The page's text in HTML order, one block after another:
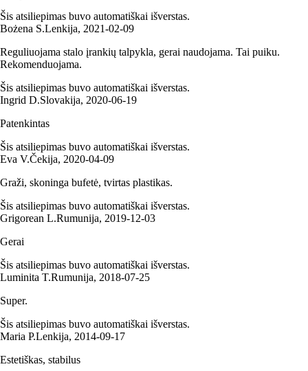
Šis atsiliepimas buvo automatiškai išverstas.
Bożena S.Lenkija, 2021‑02‑09
Reguliuojama stalo įrankių talpykla, gerai naudojama. Tai puiku.
Rekomenduojama.
Šis atsiliepimas buvo automatiškai išverstas.
Ingrid D.Slovakija, 2020‑06‑19
Patenkintas
Šis atsiliepimas buvo automatiškai išverstas.
Eva V.Čekija, 2020‑04‑09
Graži, skoninga bufetė, tvirtas plastikas.
Šis atsiliepimas buvo automatiškai išverstas.
Grigorean L.Rumunija, 2019‑12‑03
Gerai
Šis atsiliepimas buvo automatiškai išverstas.
Luminita T.Rumunija, 2018‑07‑25
Super.
Šis atsiliepimas buvo automatiškai išverstas.
Maria P.Lenkija, 2014‑09‑17
Estetiškas, stabilus